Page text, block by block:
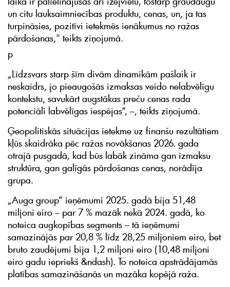
un citu lauksaimniecības produktu, cenas, un, ja tas
turpināsies, pozitīvi ietekmēs ienākumus no ražas
pārdošanas," teikts ziņojumā.
p
„Līdzsvars starp šīm divām dinamikām pašlaik ir
neskaidrs, jo pieaugošās izmaksas veido nelabvēlīgu
kontekstu, savukārt augstākas preču cenas rada
potenciāli labvēlīgas iespējas“, –, teikts ziņojumā.
Ģeopolitiskās situācijas ietekme uz finanšu rezultātiem
kļūs skaidrāka pēc ražas novākšanas 2026. gada
otrajā pusgadā, kad būs labāk zināma gan izmaksu
struktūra, gan galīgās pārdošanas cenas, norādīja
grupa.
„Auga group“ ieņēmumi 2025. gadā bija 51,48
miljoni eiro – par 7 % mazāk nekā 2024. gadā, ko
noteica augkopības segments – tā ieņēmumi
samazinājās par 20,8 % līdz 28,25 miljoniem eiro, bet
bruto zaudējumi bija 1,2 miljoni eiro (10,48 miljoni
eiro gadu iepriekš &ndash). To noteica apstrādājamās
platības samazināšanās un mazāka kopējā raža.